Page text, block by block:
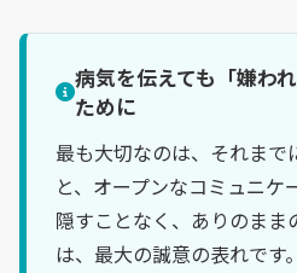
病気を伝えても「嫌わ
ために
最も大切なのは、それまで
と、オープンなコミュニケ
隠すことなく、ありのまま
は、最大の誠意の表れです